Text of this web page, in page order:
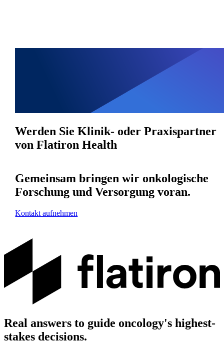
Werden Sie Klinik- oder Praxispartner
von Flatiron Health
Gemeinsam bringen wir onkologische
Forschung und Versorgung voran.
Kontakt aufnehmen
Real answers to guide oncology's highest-
stakes decisions.